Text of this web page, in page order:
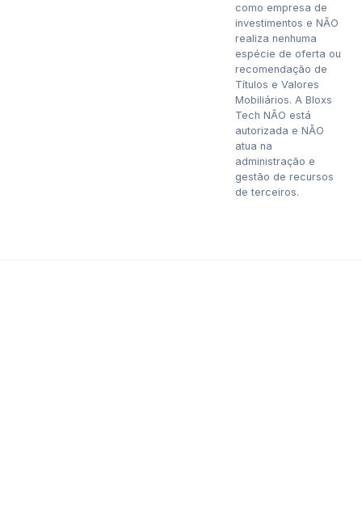
como empresa de
investimentos e NÃO
realiza nenhuma
espécie de oferta ou
recomendação de
Títulos e Valores
Mobiliários. A Bloxs
Tech NÃO está
autorizada e NÃO
atua na
administração e
gestão de recursos
de terceiros.